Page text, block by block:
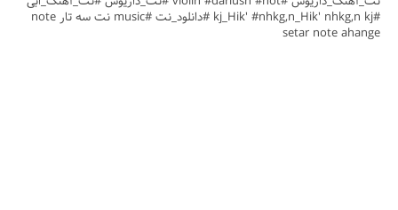
#kj_Hik' #nhkg,n_Hik' nhkg,n kj #دانلود_نت #music نت سه تار note
setar note ahange